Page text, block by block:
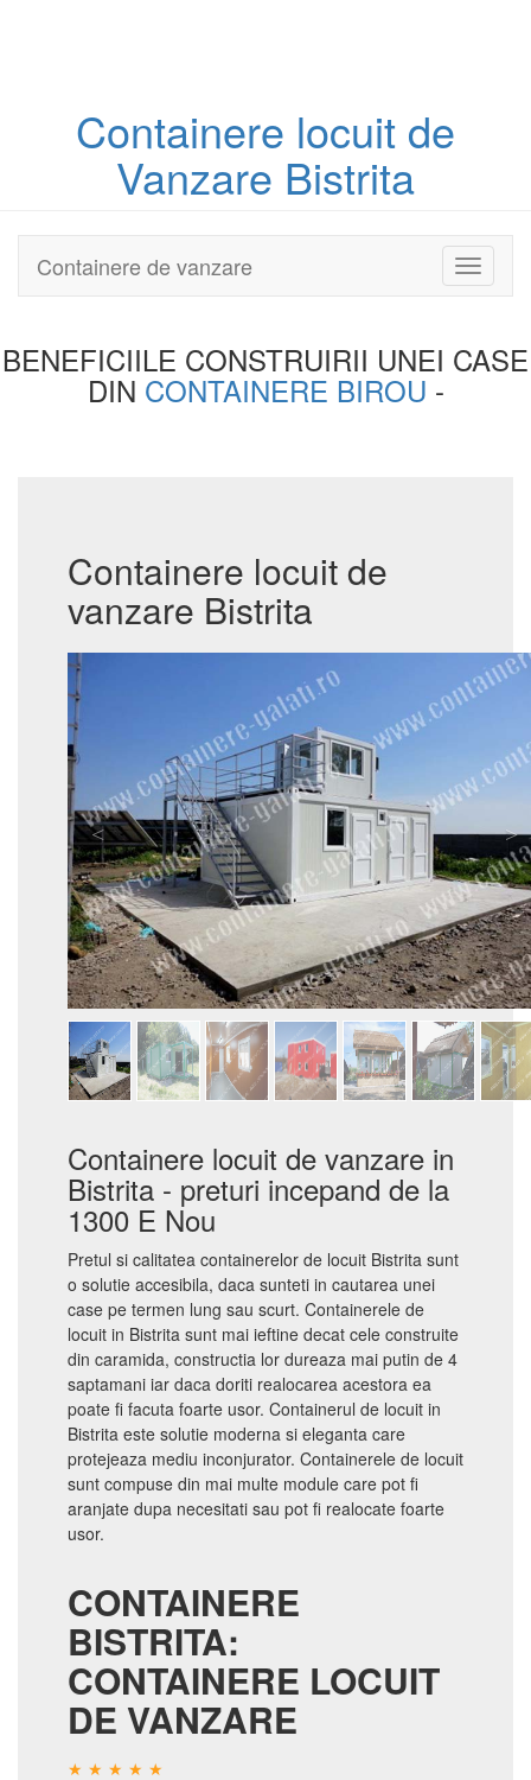
Containere locuit de
Vanzare Bistrita
Toggle
Containere de vanzare
BENEFICIILE CONSTRUIRII UNEI CASE
DIN CONTAINERE BIROU -
Containere locuit de
vanzare Bistrita
Containere locuit de vanzare in
Bistrita - preturi incepand de la
1300 E Nou
Pretul si calitatea containerelor de locuit Bistrita sunt
o solutie accesibila, daca sunteti in cautarea unei
case pe termen lung sau scurt. Containerele de
locuit in Bistrita sunt mai ieftine decat cele construite
din caramida, constructia lor dureaza mai putin de 4
saptamani iar daca doriti realocarea acestora ea
poate fi facuta foarte usor. Containerul de locuit in
Bistrita este solutie moderna si eleganta care
protejeaza mediu inconjurator. Containerele de locuit
sunt compuse din mai multe module care pot fi
aranjate dupa necesitati sau pot fi realocate foarte
usor.
CONTAINERE
BISTRITA:
CONTAINERE LOCUIT
DE VANZARE